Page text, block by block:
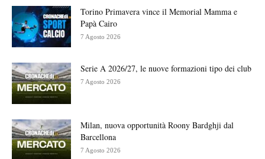
Torino Primavera vince il Memorial Mamma e
Papà Cairo
7 Agosto 2026
Serie A 2026/27, le nuove formazioni tipo dei club
7 Agosto 2026
Milan, nuova opportunità Roony Bardghji dal
Barcellona
7 Agosto 2026